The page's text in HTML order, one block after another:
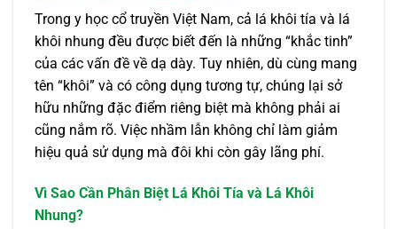
Trong y học cổ truyền Việt Nam, cả lá khôi tía và lá
khôi nhung đều được biết đến là những “khắc tinh”
của các vấn đề về dạ dày. Tuy nhiên, dù cùng mang
tên “khôi” và có công dụng tương tự, chúng lại sở
hữu những đặc điểm riêng biệt mà không phải ai
cũng nắm rõ. Việc nhầm lẫn không chỉ làm giảm
hiệu quả sử dụng mà đôi khi còn gây lãng phí.
Vì Sao Cần Phân Biệt Lá Khôi Tía và Lá Khôi
Nhung?